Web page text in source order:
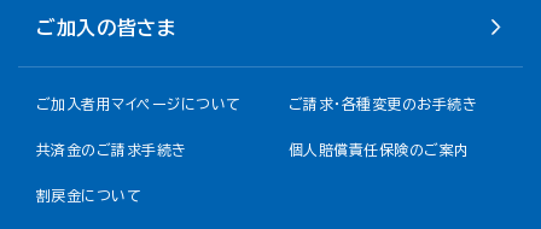
ご加入の皆さま
ご加入者用マイページについて ご請求・各種変更のお手続き
共済金のご請求手続き 個人賠償責任保険のご案内
割戻金について​